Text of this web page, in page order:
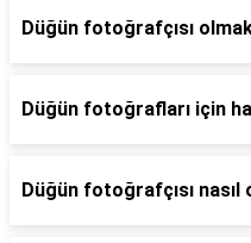
Düğün fotoğrafçısı
Düğün fotoğrafları için
Düğün fotoğrafçısı nasıl